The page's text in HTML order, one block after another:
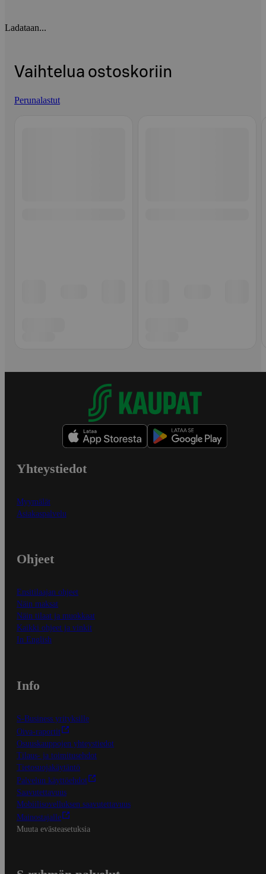
Ladataan...
Vaihtelua ostoskoriin
Perunalastut
Yhteystiedot
Myymälät
Asiakaspalvelu
Ohjeet
Ensitilaajan ohjeet
Näin maksat
Näin tilaat ja muokkaat
Kaikki ohjeet ja vinkit
In English
Info
S-Business yrityksille
Oiva-raportit
Osuuskauppojen yhteystiedot
Tilaus- ja toimitusehdot
Tietosuojakäytäntö
Palvelun käyttöehdot
Saavutettavuus
Mobiilisovelluksen saavutettavuus
Mainostajalle
Muuta evästeasetuksia